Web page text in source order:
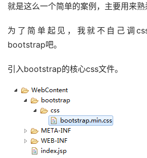
就是这么一个简单的案例，主要用来熟
为了简单起见，我就不自己调
bootstrap吧。
引入bootstrap的核心css文件。​